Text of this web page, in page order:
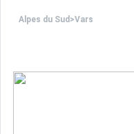
Alpes du Sud >Vars